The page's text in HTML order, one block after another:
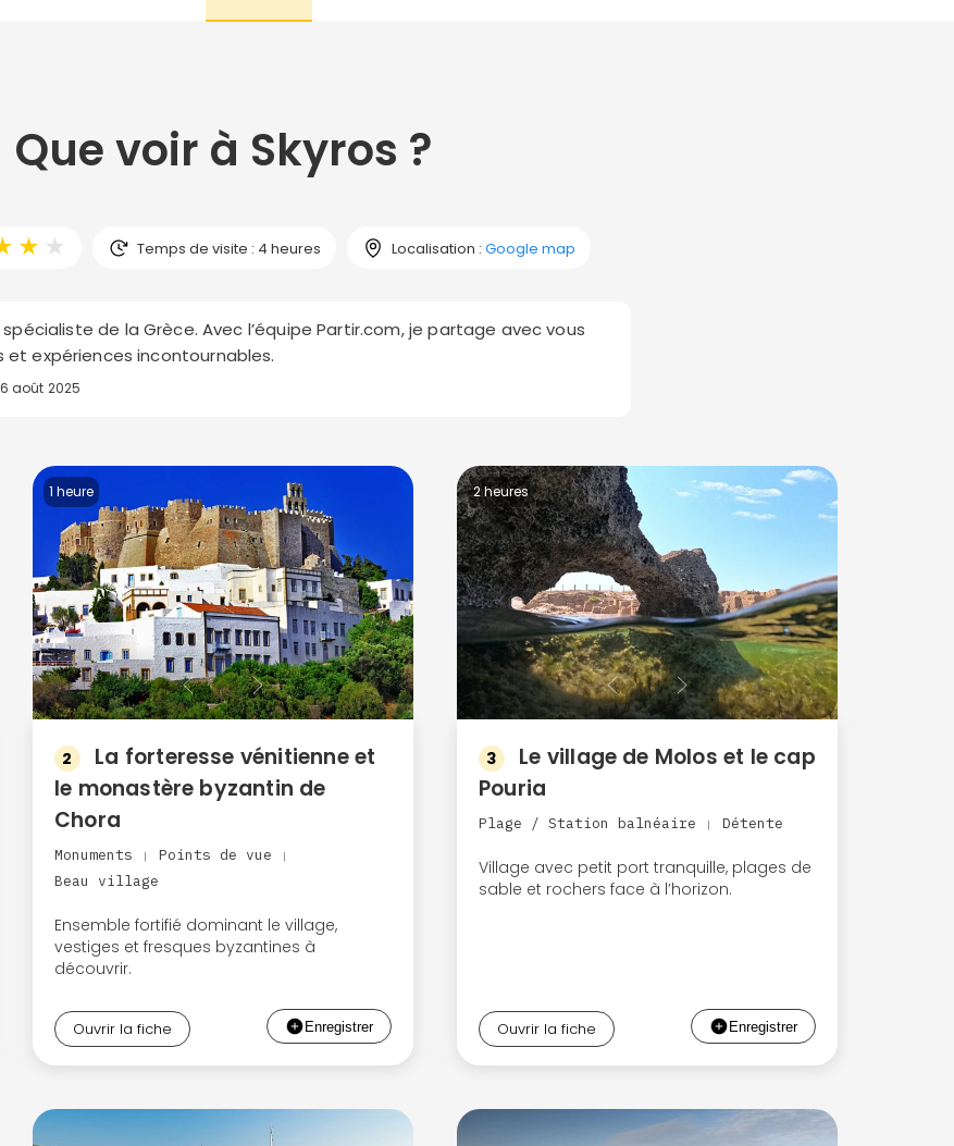
Que voir à Skyros ?
★ ★ Temps de visite : 4 heures Localisation : Google map
spécialiste de la Grèce. Avec l’équipe Partir.com, je partage avec vous
et expériences incontournables.
août 2025
1 heure
2
La forteresse vénitienne et
le monastère byzantin de
Chora
Monuments | Points de vue |
Beau village
Ensemble fortifié dominant le village,
vestiges et fresques byzantines à
découvrir.
Ouvrir la fiche
2 heures
3
Le village de Molos et le cap
Pouria
Plage / Station balnéaire | Détente
Village avec petit port tranquille, plages de
sable et rochers face à l’horizon.
Ouvrir la fiche